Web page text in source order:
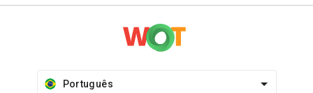
Português